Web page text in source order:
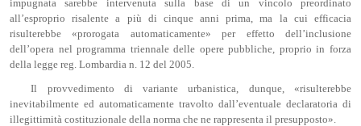
impugnata sarebbe intervenuta sulla base di un vincolo preordinato
all’esproprio risalente a più di cinque anni prima, ma la cui efficacia
risulterebbe «prorogata automaticamente» per effetto dell’inclusione
dell’opera nel programma triennale delle opere pubbliche, proprio in forza
della legge reg. Lombardia n. 12 del 2005.
Il provvedimento di variante urbanistica, dunque, «risulterebbe
inevitabilmente ed automaticamente travolto dall’eventuale declaratoria di
illegittimità costituzionale della norma che ne rappresenta il presupposto».